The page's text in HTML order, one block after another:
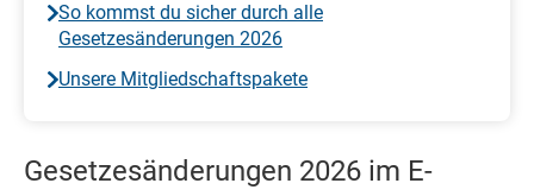
Gesetzesänderungen 2026 im E-
So kommst du sicher durch alle
Gesetzesänderungen 2026
Unsere Mitgliedschaftspakete